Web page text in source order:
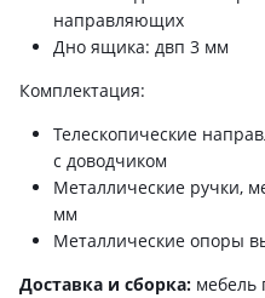
направляющих
Дно ящика: двп 3 мм
Комплектация:
Телескопические
с доводчиком
Металлические ручки,
мм
Металлические опоры
Доставка и сборка: мебель